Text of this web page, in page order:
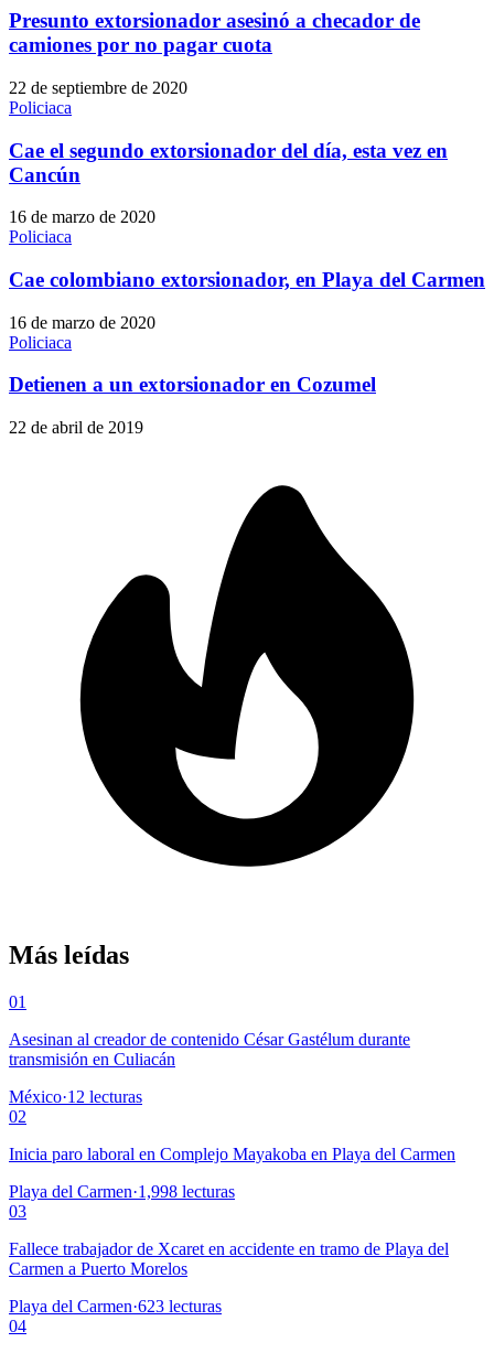
Presunto extorsionador asesinó a checador de
camiones por no pagar cuota
22 de septiembre de 2020
Policiaca
Cae el segundo extorsionador del día, esta vez en
Cancún
16 de marzo de 2020
Policiaca
Cae colombiano extorsionador, en Playa del Carmen
16 de marzo de 2020
Policiaca
Detienen a un extorsionador en Cozumel
22 de abril de 2019
Más leídas
01
Asesinan al creador de contenido César Gastélum durante
transmisión en Culiacán
México·12 lecturas
02
Inicia paro laboral en Complejo Mayakoba en Playa del Carmen
Playa del Carmen·1,998 lecturas
03
Fallece trabajador de Xcaret en accidente en tramo de Playa del
Carmen a Puerto Morelos
Playa del Carmen·623 lecturas
04